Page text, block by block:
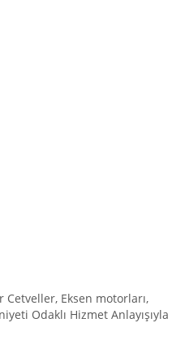
Eksen motorları,
Odaklı Hizmet Anlayışıyla